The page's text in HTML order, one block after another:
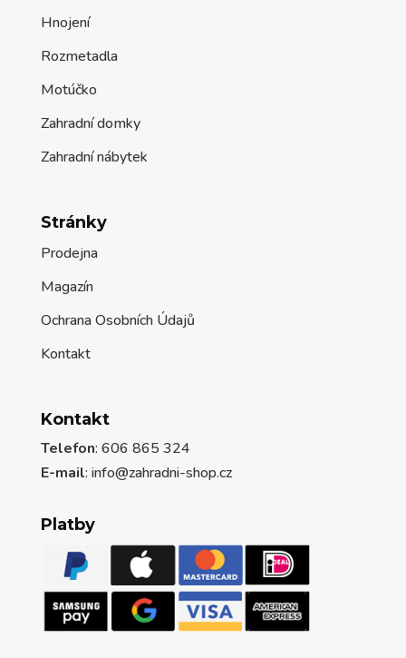
Hnojení
Rozmetadla
Motúčko
Zahradní domky
Zahradní nábytek
Stránky
Prodejna
Magazín
Ochrana Osobních Údajů
Kontakt
Kontakt
Telefon: 606 865 324
E-mail: info@zahradni-shop.cz
Platby